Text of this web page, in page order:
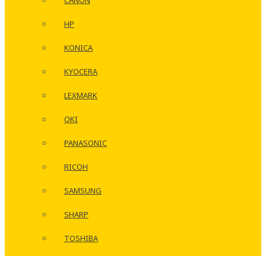
HP
KONICA
KYOCERA
LEXMARK
OKI
PANASONIC
RICOH
SAMSUNG
SHARP
TOSHIBA